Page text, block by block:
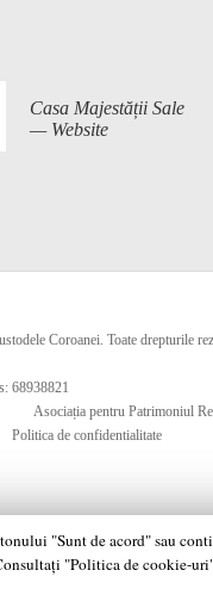
Casa Majestății Sale
— Website
Coroanei. Toate drepturile
68938821
Asociația pentru Patrimoniul
Politica de confidentialitate
"Sunt de acord" sau
"Politica de cookie-